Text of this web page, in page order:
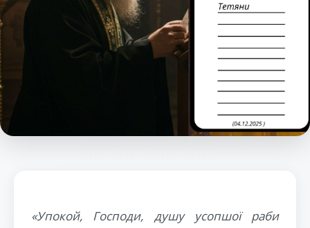
«Упокой, Господи, душу усопшої раби